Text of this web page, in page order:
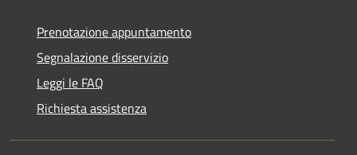
Prenotazione appuntamento
Segnalazione disservizio
Leggi le FAQ
Richiesta assistenza